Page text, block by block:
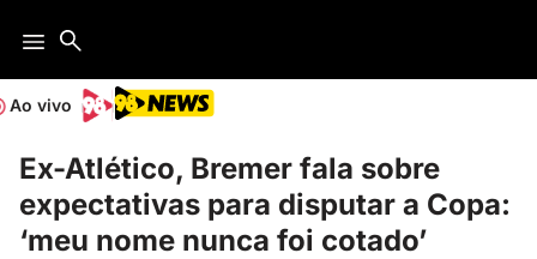
Ao vivo
Ex-Atlético, Bremer fala sobre
expectativas para disputar a Copa:
‘meu nome nunca foi cotado’